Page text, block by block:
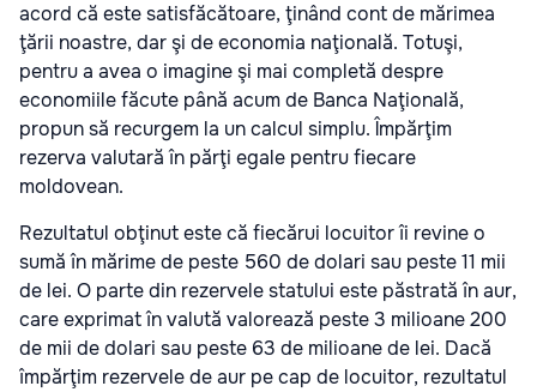
acord că este satisfăcătoare, ţinând cont de mărimea
ţării noastre, dar şi de economia naţională. Totuşi,
pentru a avea o imagine şi mai completă despre
economiile făcute până acum de Banca Naţională,
propun să recurgem la un calcul simplu. Împărţim
rezerva valutară în părţi egale pentru fiecare
moldovean.
Rezultatul obţinut este că fiecărui locuitor îi revine o
sumă în mărime de peste 560 de dolari sau peste 11 mii
de lei. O parte din rezervele statului este păstrată în aur,
care exprimat în valută valorează peste 3 milioane 200
de mii de dolari sau peste 63 de milioane de lei. Dacă
împărţim rezervele de aur pe cap de locuitor, rezultatul